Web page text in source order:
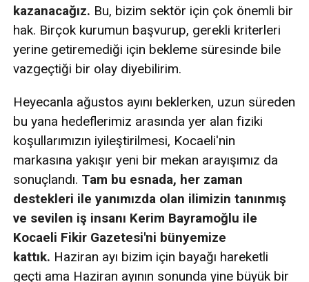
kazanacağız. Bu, bizim sektör için çok önemli bir
hak. Birçok kurumun başvurup, gerekli kriterleri
yerine getiremediği için bekleme süresinde bile
vazgeçtiği bir olay diyebilirim.
Heyecanla ağustos ayını beklerken, uzun süreden
bu yana hedeflerimiz arasında yer alan fiziki
koşullarımızın iyileştirilmesi, Kocaeli'nin
markasına yakışır yeni bir mekan arayışımız da
sonuçlandı. Tam bu esnada, her zaman
destekleri ile yanımızda olan ilimizin tanınmış
ve sevilen iş insanı Kerim Bayramoğlu ile
Kocaeli Fikir Gazetesi'ni bünyemize
kattık. Haziran ayı bizim için bayağı hareketli
geçti ama Haziran ayının sonunda yine büyük bir